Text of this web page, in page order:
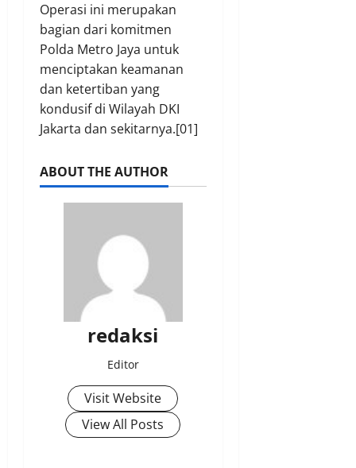
Operasi ini merupakan
bagian dari komitmen
Polda Metro Jaya untuk
menciptakan keamanan
dan ketertiban yang
kondusif di Wilayah DKI
Jakarta dan sekitarnya.[01]
ABOUT THE AUTHOR
redaksi
Editor
Visit Website
View All Posts